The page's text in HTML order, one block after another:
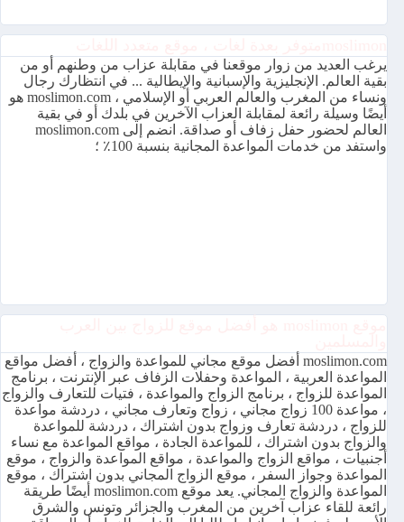
يرغب العديد من زوار موقعنا في مقابلة عزاب من وطنهم أو من
بقية العالم. الإنجليزية والإسبانية والإيطالية ... في انتظارك رجال
ونساء من المغرب والعالم العربي أو الإسلامي ، moslimon.com هو
أيضًا وسيلة رائعة لمقابلة العزاب الآخرين في بلدك أو في بقية
العالم لحضور حفل زفاف أو صداقة. انضم إلى moslimon.com
واستفد من خدمات المواعدة المجانية بنسبة 100٪ ؛
moslimon.com أفضل موقع مجاني للمواعدة والزواج ، أفضل مواقع
المواعدة العربية ، المواعدة وحفلات الزفاف عبر الإنترنت ، برنامج
المواعدة للزواج ، برنامج الزواج والمواعدة ، فتيات للتعارف والزواج
، مواعدة 100 زواج مجاني ، زواج وتعارف مجاني ، دردشة مواعدة
للزواج ، دردشة تعارف وزواج بدون اشتراك ، دردشة للمواعدة
والزواج بدون اشتراك ، للمواعدة الجادة ، مواقع المواعدة مع نساء
أجنبيات ، مواقع الزواج والمواعدة ، مواقع المواعدة والزواج ، موقع
المواعدة وجواز السفر ، موقع الزواج المجاني بدون اشتراك ، موقع
المواعدة والزواج المجاني. يعد موقع moslimon.com أيضًا طريقة
رائعة للقاء عزاب آخرين من المغرب والجزائر وتونس والشرق